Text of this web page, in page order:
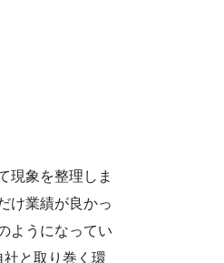
現象を整理しま
け業績が良かっ
ようになってい
と取り巻く環